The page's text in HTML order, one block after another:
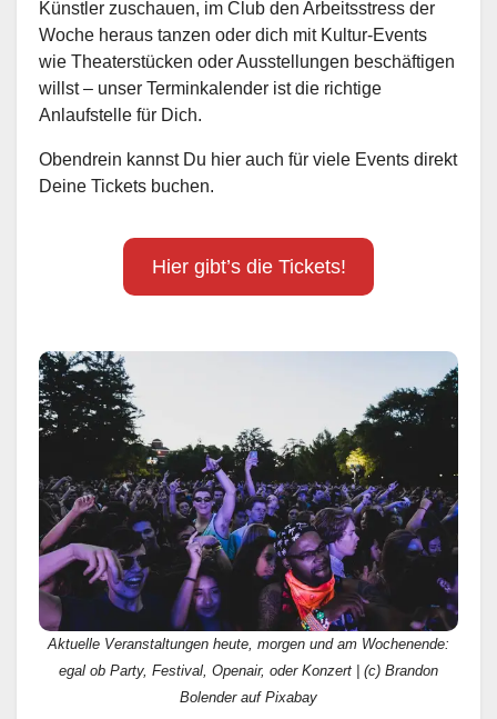
Künstler zuschauen, im Club den Arbeitsstress der
Woche heraus tanzen oder dich mit Kultur-Events
wie Theaterstücken oder Ausstellungen beschäftigen
willst – unser Terminkalender ist die richtige
Anlaufstelle für Dich.
Obendrein kannst Du hier auch für viele Events direkt
Deine Tickets buchen.
Hier gibt’s die Tickets!
Aktuelle Veranstaltungen heute, morgen und am Wochenende:
egal ob Party, Festival, Openair, oder Konzert | (c) Brandon
Bolender auf Pixabay